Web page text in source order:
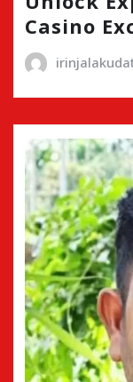
Casino